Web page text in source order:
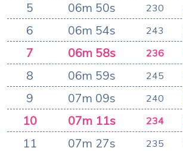
5 06m 50s 230
6 06m 54s 243
7 06m 58s 236
8 06m 59s 245
9 07m 09s 240
10 07m 11s 234
11 07m 27s 235